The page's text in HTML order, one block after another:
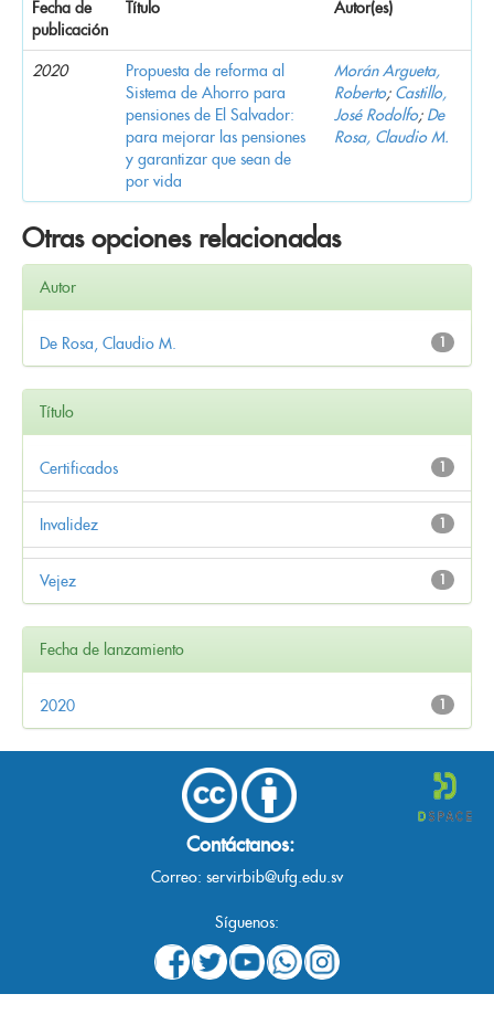
Fecha de
publicación
Título Autor(es)
2020
Propuesta de reforma al
Sistema de Ahorro para
pensiones de El Salvador:
para mejorar las pensiones
y garantizar que sean de
por vida
Morán Argueta,
Roberto; Castillo,
José Rodolfo; De
Rosa, Claudio M.
Otras opciones relacionadas
Autor
1
De Rosa, Claudio M.
Título
1
Certificados
1
Invalidez
1
Vejez
Fecha de lanzamiento
1
2020
Contáctanos:
Correo: servirbib@ufg.edu.sv
Síguenos: